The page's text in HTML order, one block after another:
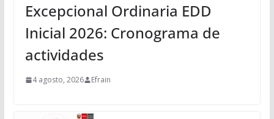
Excepcional Ordinaria EDD
Inicial 2026: Cronograma de
actividades
4 agosto, 2026 Efrain